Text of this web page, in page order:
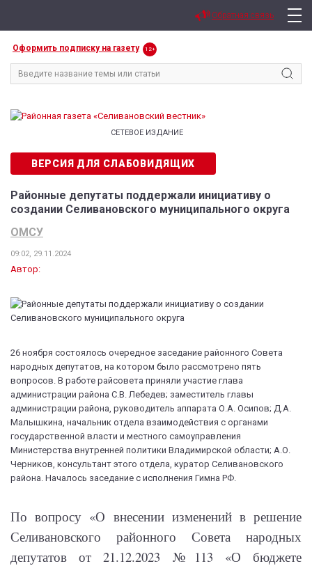
Оформить подписку на газету 12+
СЕТЕВОЕ ИЗДАНИЕ
ВЕРСИЯ ДЛЯ СЛАБОВИДЯЩИХ
Обратная связь
Районные депутаты поддержали инициативу о
создании Селивановского муниципального округа
ОМСУ
09:02, 29.11.2024
Автор:
26 ноября состоялось очередное заседание районного Совета
народных депутатов, на котором было рассмотрено пять
вопросов. В работе райсовета приняли участие глава
администрации района С.В. Лебедев; заместитель главы
администрации района, руководитель аппарата О.А. Осипов; Д.А.
Малышкина, начальник отдела взаимодействия с органами
государственной власти и местного самоуправления
Министерства внутренней политики Владимирской области; А.О.
Черников, консультант этого отдела, куратор Селивановского
района. Началось заседание с исполнения Гимна РФ.
По вопросу «О внесении изменений в решение
Селивановского районного Совета народных
депутатов от 21.12.2023 №113 «О бюджете